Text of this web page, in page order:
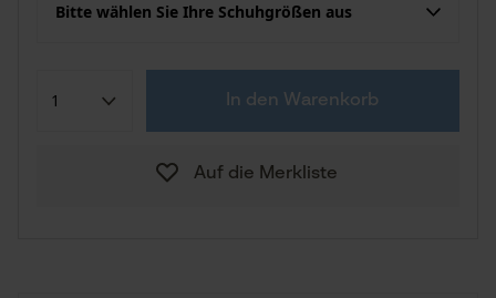
Bitte wählen Sie Ihre Schuhgrößen aus
In den Warenkorb
Auf die Merkliste